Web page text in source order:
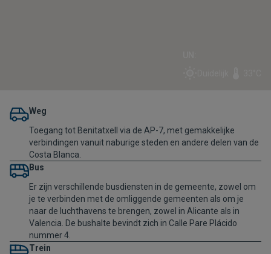
Weg
Toegang tot Benitatxell via de AP-7, met gemakkelijke
verbindingen vanuit naburige steden en andere delen van de
Costa Blanca.
Bus
Er zijn verschillende busdiensten in de gemeente, zowel om
je te verbinden met de omliggende gemeenten als om je
naar de luchthavens te brengen, zowel in Alicante als in
Valencia. De bushalte bevindt zich in Calle Pare Plácido
nummer 4.
Trein